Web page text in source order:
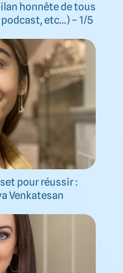
honnête de tous
etc…) – 1/5
pour réussir :
Venkatesan